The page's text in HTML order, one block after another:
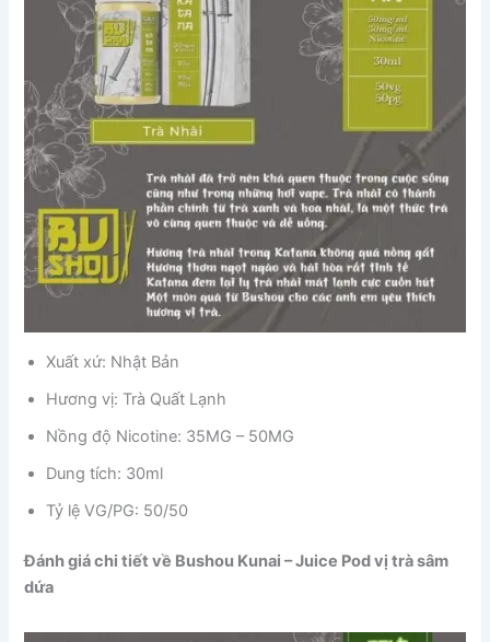
Xuất xứ: Nhật Bản
Hương vị: Trà Quất Lạnh
Nồng độ Nicotine: 35MG – 50MG
Dung tích: 30ml
Tỷ lệ VG/PG: 50/50
Đánh giá chi tiết về Bushou Kunai – Juice Pod vị trà sâm
dứa